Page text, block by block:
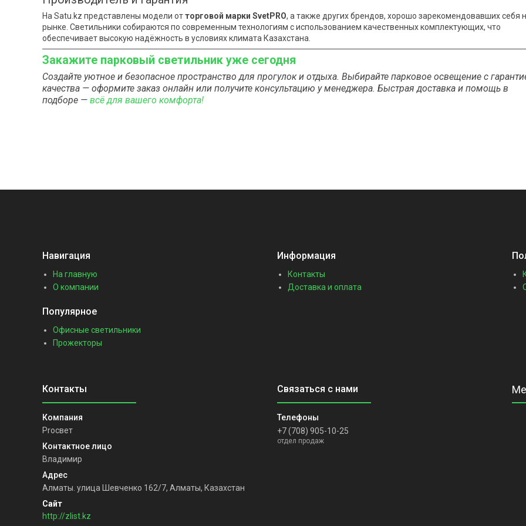
На Satu.kz представлены модели отторговой марки SvetPRO, а также других брендов, хорошо зарекомендовавших себя
рынке. Светильники собираются по современным технологиям с использованием качественных комплектующих, что
обеспечивает высокую надёжность в условиях климата Казахстана.
Закажите парковый светильник уже сегодня
Создайте уютное и безопасное пространство для прогулок и отдыха. Выбирайте парковое освещение с
качества — оформите заказ онлайн или получите консультацию у менеджера. Быстрая доставка и помощь в
подборе — всё для вашего комфорта!
Навигация
На главную
О компании
Информация
Контакты
Доставка и оплата
Популярное
Офисные светильники
Прожекторы
Proсвет
Владимир
Алматы. улица Шевченко 162/7, Алматы, Казахстан
http://zlist.kz
+7 (708) 905-10-25
отдел продаж